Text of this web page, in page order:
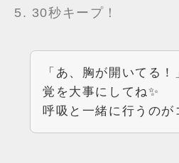
30秒キープ！
「あ、胸が開いてる
覚を大事にしてね✨
呼吸と一緒に行うのが